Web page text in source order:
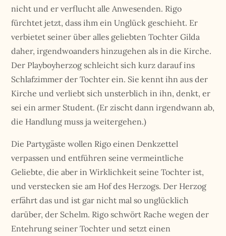
nicht und er verflucht alle Anwesenden. Rigo
fürchtet jetzt, dass ihm ein Unglück geschieht. Er
verbietet seiner über alles geliebten Tochter Gilda
daher, irgendwoanders hinzugehen als in die Kirche.
Der Playboyherzog schleicht sich kurz darauf ins
Schlafzimmer der Tochter ein. Sie kennt ihn aus der
Kirche und verliebt sich unsterblich in ihn, denkt, er
sei ein armer Student. (Er zischt dann irgendwann ab,
die Handlung muss ja weitergehen.)
Die Partygäste wollen Rigo einen Denkzettel
verpassen und entführen seine vermeintliche
Geliebte, die aber in Wirklichkeit seine Tochter ist,
und verstecken sie am Hof des Herzogs. Der Herzog
erfährt das und ist gar nicht mal so unglücklich
darüber, der Schelm. Rigo schwört Rache wegen der
Entehrung seiner Tochter und setzt einen